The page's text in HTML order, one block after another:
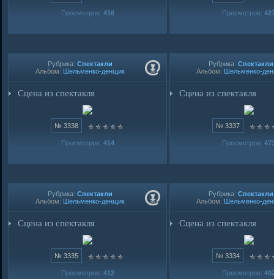
Просмотров: 416 Просмотров:
Рубрика: Спектакли
Альбом: Шельменко-денщик
Сцена из спектакля
№ 3338
Просмотров: 414
Рубрика: Спектакли
Альбом: Шельменко-
Сцена из спектакля
№ 3337
Просмотров:
Рубрика: Спектакли
Альбом: Шельменко-денщик
Сцена из спектакля
№ 3335
Просмотров: 412
Рубрика: Спектакли
Альбом: Шельменко-
Сцена из спектакля
№ 3334
Просмотров: